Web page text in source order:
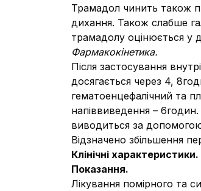
Трамадол чинить також
дихання. Також слабше
трамадолу оцінюється у
Фармакокінетика.
Після застосування
досягається через 4,
гематоенцефалічний та
напіввиведення –
виводиться за допомогою
Відзначено збільшення
Клінічні характеристики.
Показання.
Лікування помірного та